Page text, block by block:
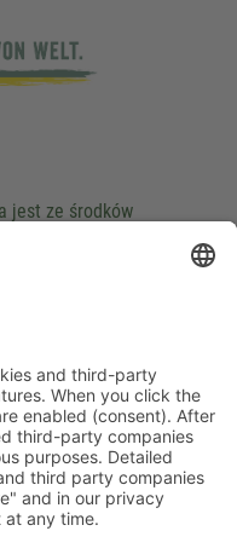
jest ze środków
budżetu.
and third-party
When you click the
enabled (consent).
third-party
for various purposes.